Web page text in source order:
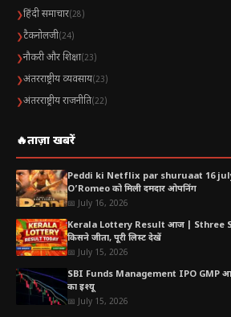
❯हिंदी समाचार(28)
❯टैकनोलजी(24)
❯नौकरी और शिक्षा(23)
❯अंतरराष्ट्रीय व्यवसाय(23)
❯अंतरराष्ट्रीय राजनीति(22)
🔥ताज़ा खबरें
Peddi ki Netflix par shuruaat 16 july
O’Romeo को मिली दमदार ओपनिंग
📅 July 16, 2026
Kerala Lottery Result आज | Sthree
किसने जीता, पूरी लिस्ट देखें
📅 July 15, 2026
SBI Funds Management IPO GMP
का इश्यू
📅 July 15, 2026